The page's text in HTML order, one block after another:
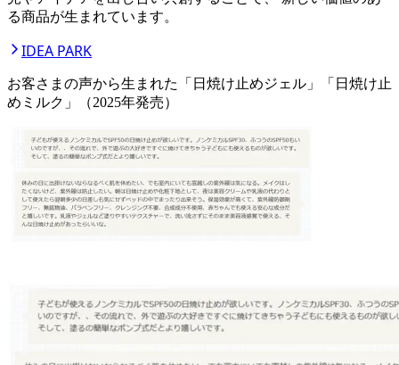
る商品が生まれています。
IDEA PARK
お客さまの声から生まれた「日焼け止めジェル」「日焼け止
めミルク」（2025年発売）